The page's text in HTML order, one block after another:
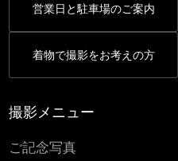
営業日と駐車場のご案内
着物で撮影をお考えの方
撮影メニュー
ご記念写真